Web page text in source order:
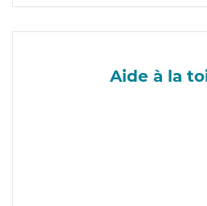
Aide à la